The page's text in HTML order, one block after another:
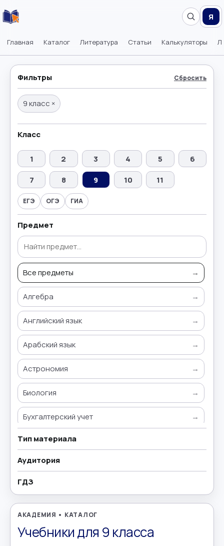
Главная Каталог Литература Статьи Калькуляторы
Я
Фильтры Сбросить
9 класс ×
Класс
1 2 3 4 5
6
7
8 9 10 11
ЕГЭ ОГЭ ГИА
Предмет
Все предметы →
Алгебра →
Английский язык →
Арабский язык →
Астрономия →
Биология →
Бухгалтерский учет →
Всемирная история
География
Геометрия
Греческий язык
Дополнительно
Тип материала
Аудитория
ГДЗ
АКАДЕМИЯ • КАТАЛОГ
Учебники для 9 класса